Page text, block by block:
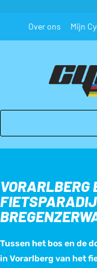
Over ons Mijn
VORARLBERG
Tussen het bos en de
in Vorarlberg van het